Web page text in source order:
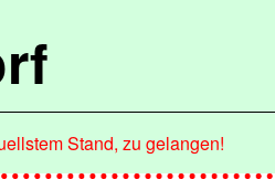
Stand, zu gelangen!